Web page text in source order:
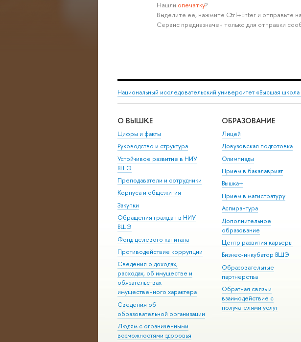
Нашли опечатку?
Выделите её, нажмите Ctrl+Enter и отправьте
Сервис предназначен только для отправки
Национальный исследовательский университет «Высшая
О ВЫШКЕ
Цифры и факты
Руководство и структура
Устойчивое развитие в НИУ
ВШЭ
Преподаватели и сотрудники
Корпуса и общежития
Закупки
Обращения граждан в НИУ
ВШЭ
Фонд целевого капитала
Противодействие коррупции
Сведения о доходах,
расходах, об имуществе и
обязательствах
имущественного характера
Сведения об
образовательной организации
Людям с ограниченными
возможностями здоровья
ОБРАЗОВАНИЕ
Лицей
Довузовская подготовка
Олимпиады
Прием в бакалавриат
Вышка+
Прием в магистратуру
Аспирантура
Дополнительное
образование
Центр развития карьеры
Бизнес-инкубатор ВШЭ
Образовательные
партнерства
Обратная связь и
взаимодействие с
получателями услуг